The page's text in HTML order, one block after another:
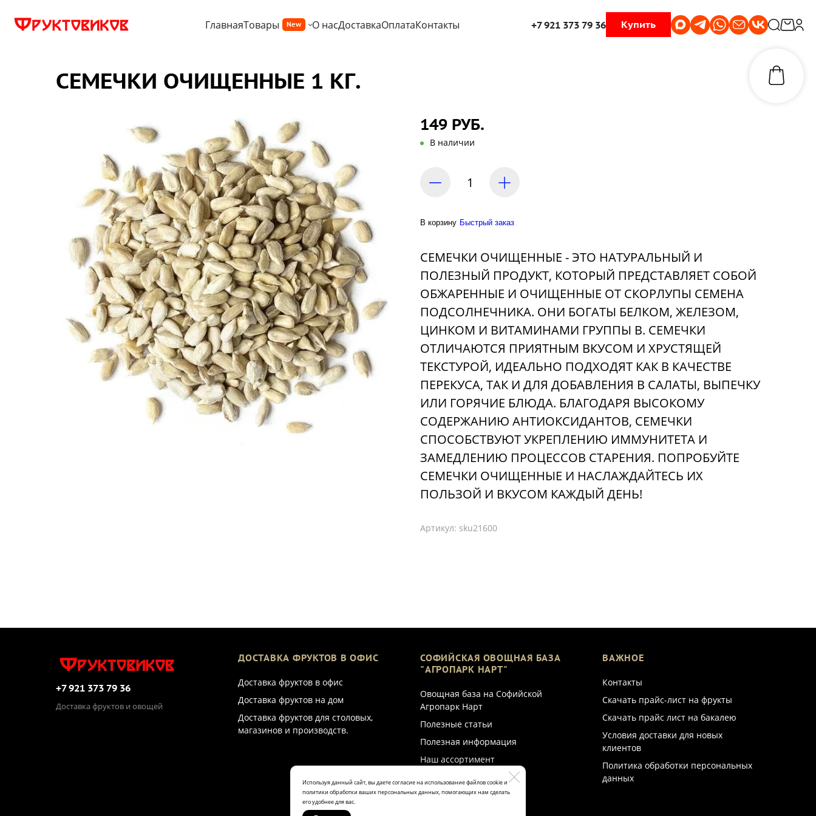
Используя данный сайт, вы даете согласие на использование файлов cookie и
политики обработки ваших персональных данных, помогающих нам сделать
его удобнее для вас.
ГлавнаяТовары New О насДоставкаОплатаКонтакты +7 921 373 79 36 Купить
СЕМЕЧКИ ОЧИЩЕННЫЕ 1 КГ.
149 РУБ.
В наличии
В корзину Быстрый заказ
СЕМЕЧКИ ОЧИЩЕННЫЕ - ЭТО НАТУРАЛЬНЫЙ И
ПОЛЕЗНЫЙ ПРОДУКТ, КОТОРЫЙ ПРЕДСТАВЛЯЕТ СОБОЙ
ОБЖАРЕННЫЕ И ОЧИЩЕННЫЕ ОТ СКОРЛУПЫ СЕМЕНА
ПОДСОЛНЕЧНИКА. ОНИ БОГАТЫ БЕЛКОМ, ЖЕЛЕЗОМ,
ЦИНКОМ И ВИТАМИНАМИ ГРУППЫ В. СЕМЕЧКИ
ОТЛИЧАЮТСЯ ПРИЯТНЫМ ВКУСОМ И ХРУСТЯЩЕЙ
ТЕКСТУРОЙ, ИДЕАЛЬНО ПОДХОДЯТ КАК В КАЧЕСТВЕ
ПЕРЕКУСА, ТАК И ДЛЯ ДОБАВЛЕНИЯ В САЛАТЫ, ВЫПЕЧКУ
ИЛИ ГОРЯЧИЕ БЛЮДА. БЛАГОДАРЯ ВЫСОКОМУ
СОДЕРЖАНИЮ АНТИОКСИДАНТОВ, СЕМЕЧКИ
СПОСОБСТВУЮТ УКРЕПЛЕНИЮ ИММУНИТЕТА И
ЗАМЕДЛЕНИЮ ПРОЦЕССОВ СТАРЕНИЯ. ПОПРОБУЙТЕ
СЕМЕЧКИ ОЧИЩЕННЫЕ И НАСЛАЖДАЙТЕСЬ ИХ
ПОЛЬЗОЙ И ВКУСОМ КАЖДЫЙ ДЕНЬ!
Артикул: sku21600
+7 921 373 79 36
Доставка фруктов и овощей
ДОСТАВКА ФРУКТОВ В ОФИС
Доставка фруктов в офис
Доставка фруктов на дом
Доставка фруктов для столовых,
магазинов и производств.
СОФИЙСКАЯ ОВОЩНАЯ БАЗА
"АГРОПАРК НАРТ"
Овощная база на Софийской
Агропарк Нарт
Полезные статьи
Полезная информация
Наш ассортимент
ВАЖНОЕ
Контакты
Скачать прайс-лист на фрукты
Скачать прайс лист на бакалею
Условия доставки для новых
клиентов
Политика обработки персональных
данных